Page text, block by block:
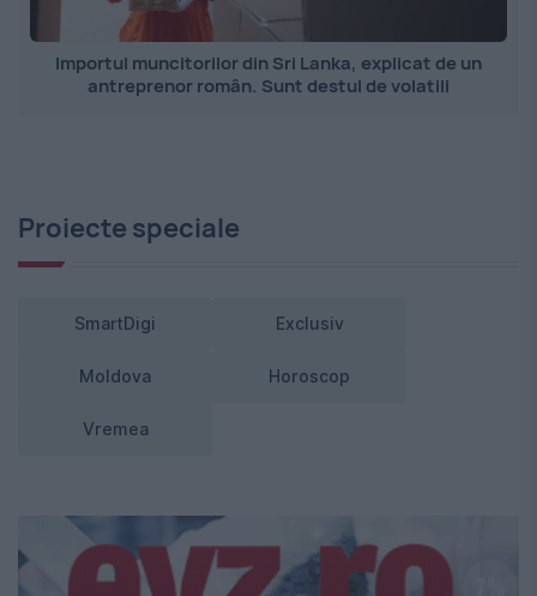
Importul muncitorilor din Sri Lanka, explicat de un
antreprenor român. Sunt destul de volatili
Proiecte speciale
SmartDigi Exclusiv
Moldova Horoscop
Vremea